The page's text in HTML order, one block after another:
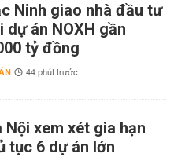
Ninh giao nhà đầu tư
dự án NOXH gần
tỷ đồng
44 phút trước
Nội xem xét gia hạn
tục 6 dự án lớn